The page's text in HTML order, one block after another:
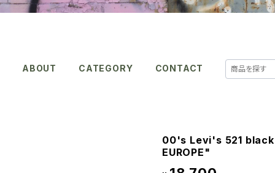
ABOUT CATEGORY CONTACT
00's Levi's 521
EUROPE"